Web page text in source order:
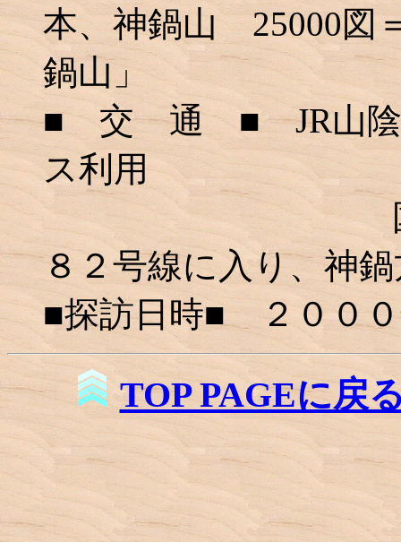
本、神鍋山 25000
鍋山」
■ 交 通 ■ JR山陰線
ス利用
国道３１２
８２号線に入り、神
■探訪日時■ ２００
TOP PAGEに戻